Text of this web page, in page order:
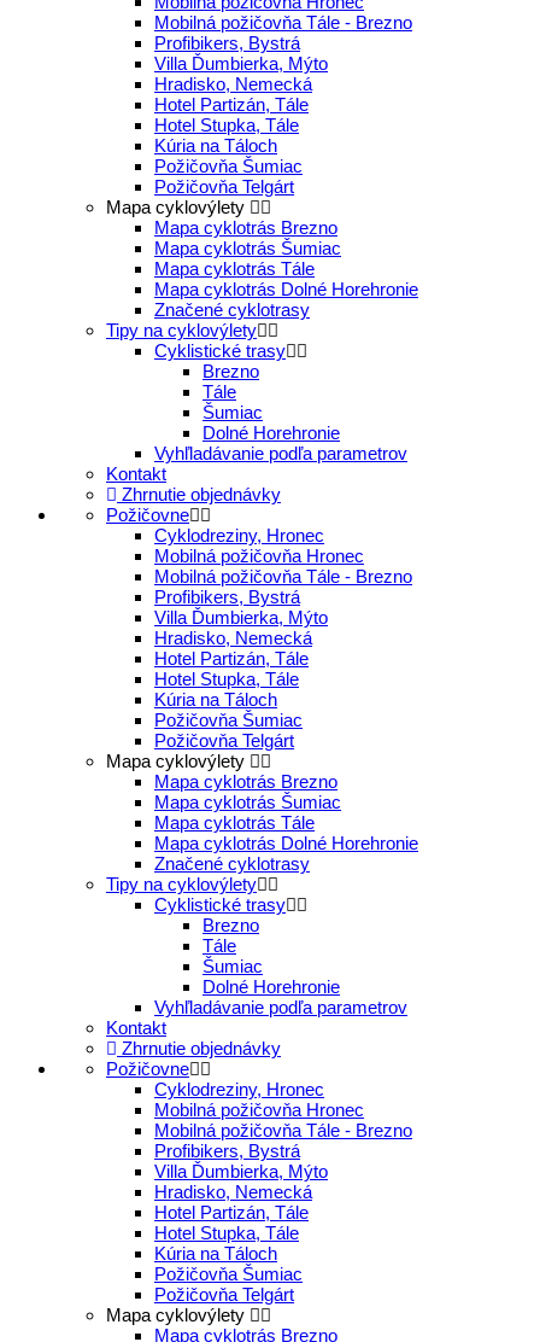
Mobilná požičovňa Tále - Brezno
Profibikers, Bystrá
Villa Ďumbierka, Mýto
Hradisko, Nemecká
Hotel Partizán, Tále
Hotel Stupka, Tále
Kúria na Táloch
Požičovňa Šumiac
Požičovňa Telgárt
Mapa cyklovýlety
Mapa cyklotrás Brezno
Mapa cyklotrás Šumiac
Mapa cyklotrás Tále
Mapa cyklotrás Dolné Horehronie
Značené cyklotrasy
Tipy na cyklovýlety
Cyklistické trasy
Brezno
Tále
Šumiac
Dolné Horehronie
Vyhľladávanie podľa parametrov
Kontakt
Zhrnutie objednávky
Požičovne
Cyklodreziny, Hronec
Mobilná požičovňa Hronec
Mobilná požičovňa Tále - Brezno
Profibikers, Bystrá
Villa Ďumbierka, Mýto
Hradisko, Nemecká
Hotel Partizán, Tále
Hotel Stupka, Tále
Kúria na Táloch
Požičovňa Šumiac
Požičovňa Telgárt
Mapa cyklovýlety
Mapa cyklotrás Brezno
Mapa cyklotrás Šumiac
Mapa cyklotrás Tále
Mapa cyklotrás Dolné Horehronie
Značené cyklotrasy
Tipy na cyklovýlety
Cyklistické trasy
Brezno
Tále
Šumiac
Dolné Horehronie
Vyhľladávanie podľa parametrov
Kontakt
Zhrnutie objednávky
Požičovne
Cyklodreziny, Hronec
Mobilná požičovňa Hronec
Mobilná požičovňa Tále - Brezno
Profibikers, Bystrá
Villa Ďumbierka, Mýto
Hradisko, Nemecká
Hotel Partizán, Tále
Hotel Stupka, Tále
Kúria na Táloch
Požičovňa Šumiac
Požičovňa Telgárt
Mapa cyklovýlety
Mapa cyklotrás Brezno